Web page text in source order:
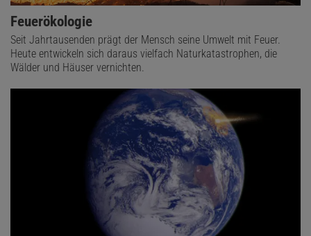
Feuerökologie
Seit Jahrtausenden prägt der Mensch seine Umwelt mit Feuer.
Heute entwickeln sich daraus vielfach Naturkatastrophen, die
Wälder und Häuser vernichten.